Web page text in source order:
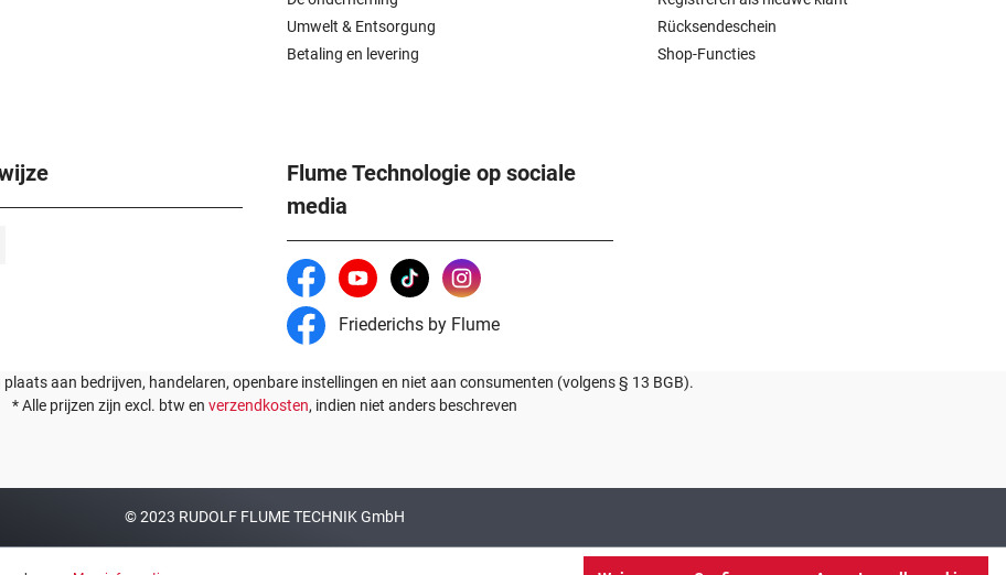
Umwelt & Entsorgung
Betaling en levering
Rücksendeschein
Shop-Functies
Flume Technologie op sociale
media
Friederichs by Flume
plaats aan bedrijven, handelaren, openbare instellingen en niet aan consumenten (volgens § 13 BGB).
* Alle prijzen zijn excl. btw en verzendkosten, indien niet anders beschreven
© 2023 RUDOLF FLUME TECHNIK GmbH